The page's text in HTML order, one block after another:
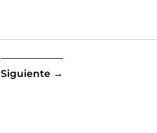
Siguiente→